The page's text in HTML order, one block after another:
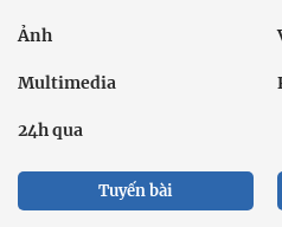
Ảnh
Multimedia
24h qua
Tuyến bài